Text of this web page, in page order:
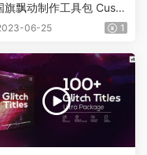
旗飘动制作工具包 Custo
3
06-25 1